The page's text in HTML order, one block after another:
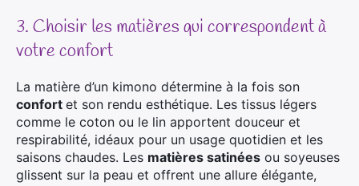
3. Choisir les matières qui correspondent à
votre confort
La matière d’un kimono détermine à la fois son
confort et son rendu esthétique. Les tissus légers
comme le coton ou le lin apportent douceur et
respirabilité, idéaux pour un usage quotidien et les
saisons chaudes. Les matières satinées ou soyeuses
glissent sur la peau et offrent une allure élégante,